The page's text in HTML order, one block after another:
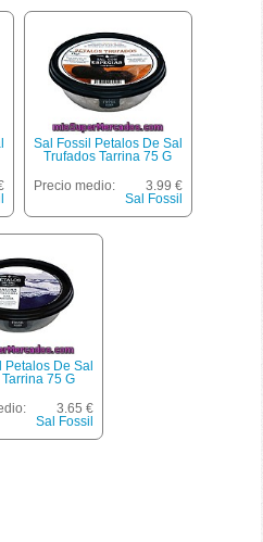
Sal Fossil Petalos De Sal
Trufados Tarrina 75 G
Precio medio:
3.99 €
Sal Fossil
Petalos De Sal
75 G
3.65 €
Sal Fossil